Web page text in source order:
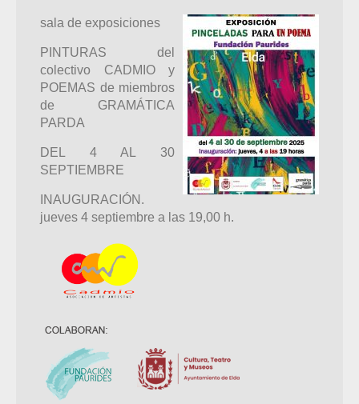
sala de exposiciones
PINTURAS del
colectivo CADMIO y
POEMAS de miembros
de GRAMÁTICA
PARDA
DEL 4 AL 30
SEPTIEMBRE
INAUGURACIÓN.
jueves 4 septiembre a las 19,00 h.